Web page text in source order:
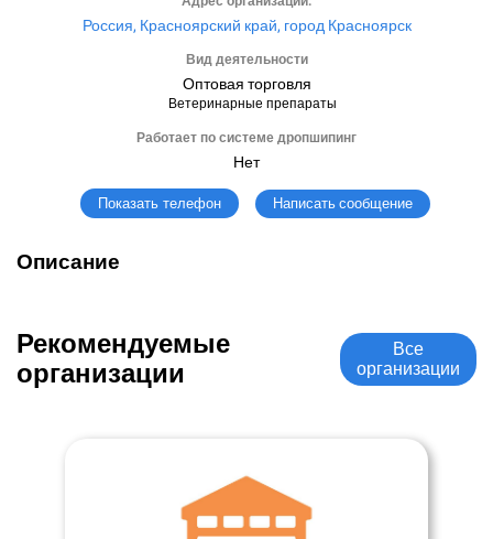
Россия, Красноярский край, город Красноярск
Вид деятельности
Оптовая торговля
Ветеринарные препараты
Работает по системе дропшипинг
Нет
Показать телефон Написать сообщение
Описание
Рекомендуемые
организации
Все
организации